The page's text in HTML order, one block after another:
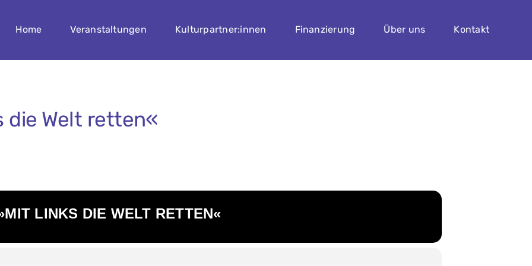
Home Veranstaltungen Kulturpartner:innen Finanzierung Über uns Kontakt
die Welt retten«
LINKS DIE WELT RETTEN«